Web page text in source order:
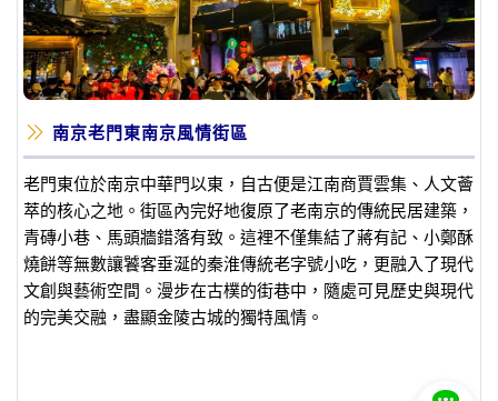
南京老門東南京風情街區
老門東位於南京中華門以東，自古便是江南商賈雲集、人文薈
萃的核心之地。街區內完好地復原了老南京的傳統民居建築，
青磚小巷、馬頭牆錯落有致。這裡不僅集結了蔣有記、小鄭酥
燒餅等無數讓饕客垂涎的秦淮傳統老字號小吃，更融入了現代
文創與藝術空間。漫步在古樸的街巷中，隨處可見歷史與現代
的完美交融，盡顯金陵古城的獨特風情。